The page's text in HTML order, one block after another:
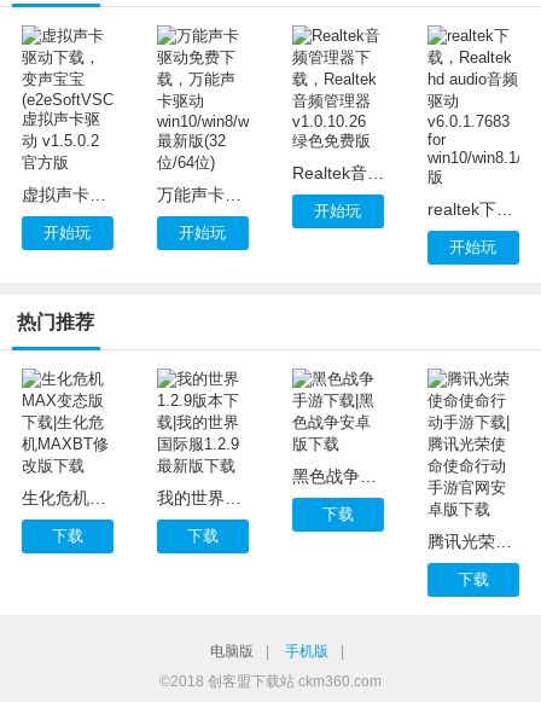
虚拟声卡驱动下载，变声宝宝(e2eSoftVSC)虚拟声卡驱动 v1.5.0.2 官方版
开始玩
万能声卡驱动免费下载，万能声卡驱动win10/win8/win7最新版(32位/64位)
开始玩
Realtek音频管理器下载，Realtek音频管理器 v1.0.10.26 绿色免费版
开始玩 realtek下载，Realtek hd audio音频驱动 v6.0.1.7683 for win10/win8.1/win7版
开始玩
热门推荐
生化危机MAX变态版下载|生化危机MAXBT修改版下载
下载 下载
黑色战争手游下载|黑色战争安卓版下载
下载
腾讯光荣使命使命行动手游下载|腾讯光荣使命使命行动手游官网安卓版下载
下载
电脑版 手机版
©2018 创客盟下载站 ckm360.com